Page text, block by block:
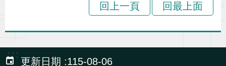
回上一頁 回最上面
:::
更新日期
115-08-06